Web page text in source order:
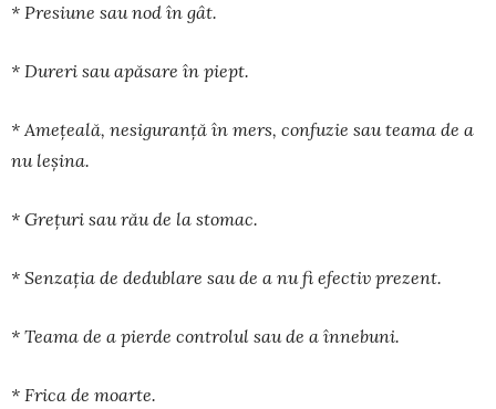
* Presiune sau nod în gât.
* Dureri sau apăsare în piept.
* Amețeală, nesiguranță în mers, confuzie sau teama de a
nu leșina.
* Grețuri sau rău de la stomac.
* Senzația de dedublare sau de a nu fi efectiv prezent.
* Teama de a pierde controlul sau de a înnebuni.
* Frica de moarte.